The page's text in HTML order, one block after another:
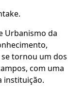
Urbanismo da
tornou um dos
com uma
instituição.